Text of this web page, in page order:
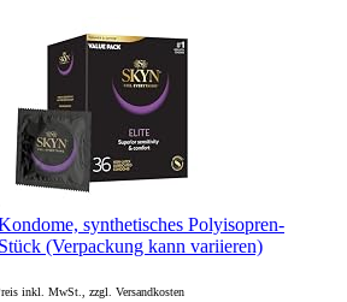
synthetisches Polyisopren-
(Verpackung kann variieren)
inkl. MwSt., zzgl. Versandkosten